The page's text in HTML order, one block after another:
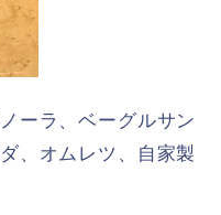
ーラ、ベーグルサン
、オムレツ、自家製